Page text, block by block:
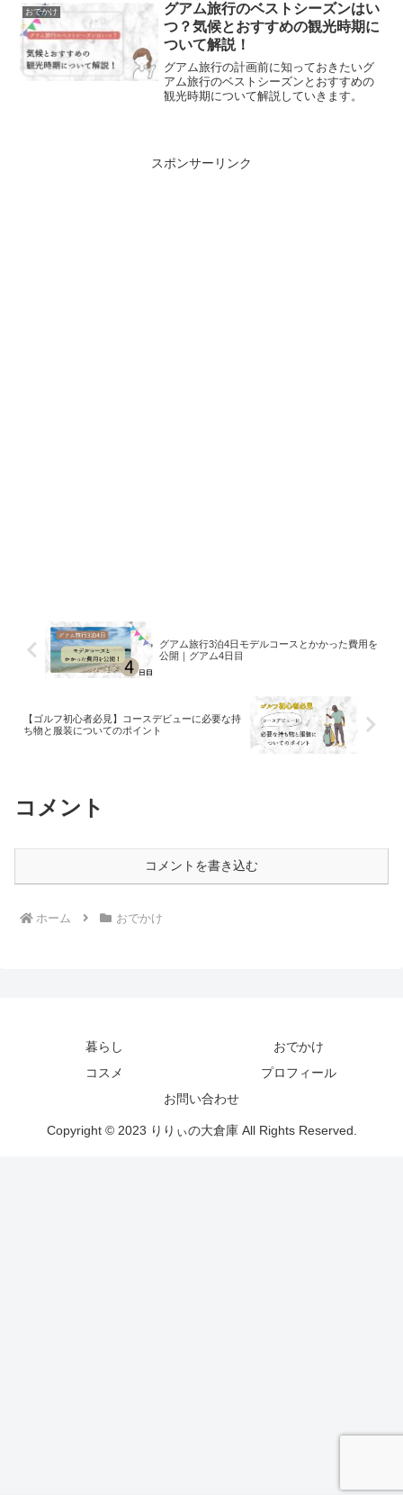
おでかけ
グアム旅行のベストシーズンはい
つ？気候とおすすめの観光時期に
ついて解説！
グアム旅行の計画前に知っておきたいグ
アム旅行のベストシーズンとおすすめの
観光時期について解説していきます。
スポンサーリンク
グアム旅行3泊4日モデルコースとかかった費用を
公開｜グアム4日目
【ゴルフ初心者必見】コースデビューに必要な持
ち物と服装についてのポイント
コメント
コメントを書き込む
ホーム おでかけ
暮らし
おでかけ
コスメ
プロフィール
お問い合わせ
Copyright © 2023 りりぃの大倉庫 All Rights Reserved.